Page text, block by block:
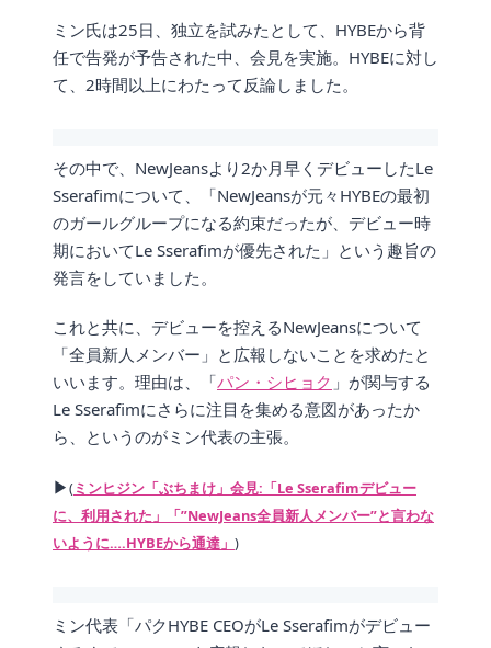
ミン氏は25日、独立を試みたとして、HYBEから背
任で告発が予告された中、会見を実施。HYBEに対し
て、2時間以上にわたって反論しました。
その中で、NewJeansより2か月早くデビューしたLe
Sserafimについて、「NewJeansが元々HYBEの最初
のガールグループになる約束だったが、デビュー時
期においてLe Sserafimが優先された」という趣旨の
発言をしていました。
これと共に、デビューを控えるNewJeansについて
「全員新人メンバー」と広報しないことを求めたと
いいます。理由は、「パン・シヒョク 」が関与する
Le Sserafimにさらに注目を集める意図があったか
ら、というのがミン代表の主張。
▶(ミンヒジン「ぶちまけ」会見:「Le Sserafimデビュー
に、利用された」「”NewJeans全員新人メンバー”と言わな
いように….HYBEから通達」 )
ミン代表「パクHYBE CEOがLe Sserafimがデビュー